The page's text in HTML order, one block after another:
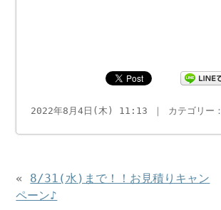
2022年8月4日(木) 11:13 ｜ カテゴリー：
« 8/31(水)まで！！お見積りキャン
ペーン♪